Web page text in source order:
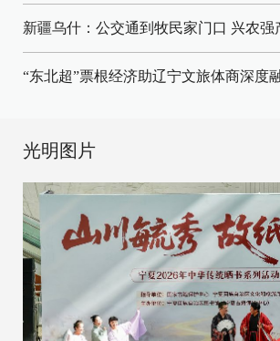
新疆乌什：公交通到牧民家门口 兴农强
“东北超”票根经济助辽宁文旅体商深度
光明图片